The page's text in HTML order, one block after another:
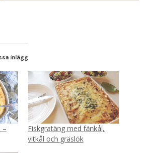
inlägg
–
Fiskgratäng med fänkål,
vitkål och gräslök